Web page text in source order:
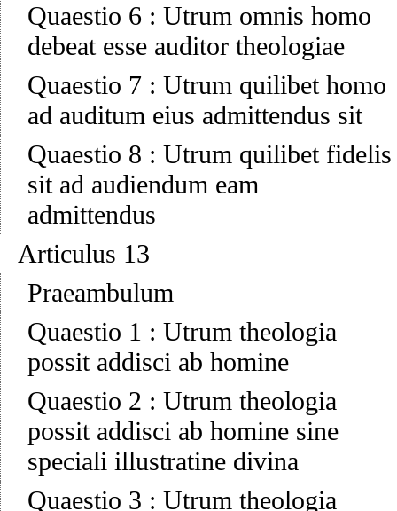
Quaestio 6 : Utrum omnis homo
debeat esse auditor theologiae
Quaestio 7 : Utrum quilibet homo
ad auditum eius admittendus sit
Quaestio 8 : Utrum quilibet fidelis
sit ad audiendum eam
admittendus
Articulus 13
Praeambulum
Quaestio 1 : Utrum theologia
possit addisci ab homine
Quaestio 2 : Utrum theologia
possit addisci ab homine sine
speciali illustratine divina
Quaestio 3 : Utrum theologia